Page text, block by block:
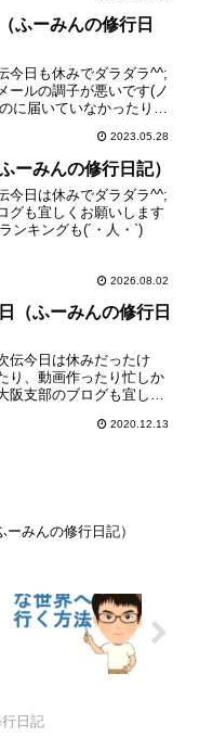
ふーみんの修行日
今日も休みでダラダラ^^;
ールの調子が悪いです(ノ
に届いていなかったり、
お願いします(´・人・`)特
(´・人・`)
2023.05.28
ーみんの修行日記）
今日は休みでダラダラ^^;
グも宜しくお願いします
ンキングも(´・人・`)
2026.08.02
（ふーみんの修行日
伝今日は休みだったけ
り、動画作ったり忙しか
阪支部のブログも宜しく
2020.12.13
ーみんの修行日記）
日記